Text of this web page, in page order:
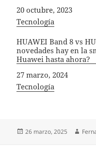
Fecha
20 octubre, 2023
In relation to
Tecnología
HUAWEI Band 8 vs
novedades hay en la
Huawei hasta ahora?
Fecha
27 marzo, 2024
In relation to
Tecnología
Publicado
26 marzo, 2025